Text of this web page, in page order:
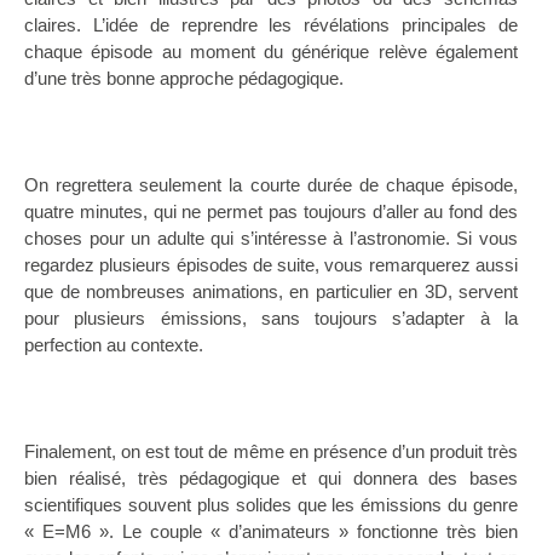
claires. L’idée de reprendre les révélations principales de
chaque épisode au moment du générique relève également
d’une très bonne approche pédagogique.
On regrettera seulement la courte durée de chaque épisode,
quatre minutes, qui ne permet pas toujours d’aller au fond des
choses pour un adulte qui s’intéresse à l’astronomie. Si vous
regardez plusieurs épisodes de suite, vous remarquerez aussi
que de nombreuses animations, en particulier en 3D, servent
pour plusieurs émissions, sans toujours s’adapter à la
perfection au contexte.
Finalement, on est tout de même en présence d’un produit très
bien réalisé, très pédagogique et qui donnera des bases
scientifiques souvent plus solides que les émissions du genre
« E=M6 ». Le couple « d’animateurs » fonctionne très bien